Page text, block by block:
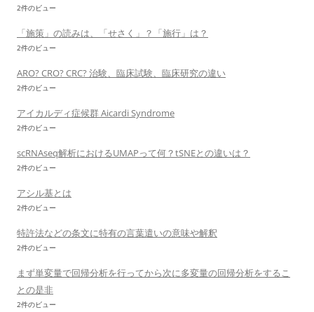
2件のビュー
「施策」の読みは、「せさく」？「施行」は？
2件のビュー
ARO? CRO? CRC? 治験、臨床試験、臨床研究の違い
2件のビュー
アイカルディ症候群 Aicardi Syndrome
2件のビュー
scRNAseq解析におけるUMAPって何？tSNEとの違いは？
2件のビュー
アシル基とは
2件のビュー
特許法などの条文に特有の言葉遣いの意味や解釈
2件のビュー
まず単変量で回帰分析を行ってから次に多変量の回帰分析をするこ
との是非
2件のビュー